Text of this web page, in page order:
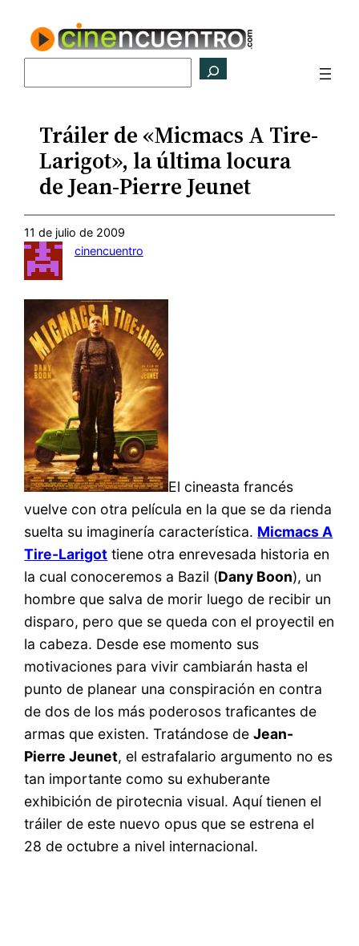
contenido
Tráiler de «Micmacs A Tire-
Larigot», la última locura
de Jean-Pierre Jeunet
11 de julio de 2009
cinencuentro
El cineasta francés
vuelve con otra película en la que se da rienda
suelta su imaginería característica. Micmacs A
Tire-Larigot tiene otra enrevesada historia en
la cual conoceremos a Bazil (Dany Boon), un
hombre que salva de morir luego de recibir un
disparo, pero que se queda con el proyectil en
la cabeza. Desde ese momento sus
motivaciones para vivir cambiarán hasta el
punto de planear una conspiración en contra
de dos de los más poderosos traficantes de
armas que existen. Tratándose deJean-
Pierre Jeunet, el estrafalario argumento no es
tan importante como su exhuberante
exhibición de pirotecnia visual. Aquí tienen el
tráiler de este nuevo opus que se estrena el
28 de octubre a nivel internacional.